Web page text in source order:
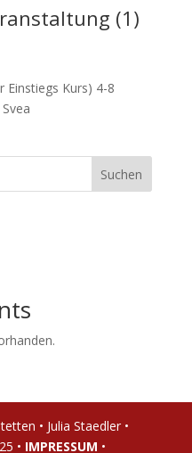
(1)
Einstiegs Kurs) 4-8
Suchen
• Julia Staedler •
• IMPRESSUM •